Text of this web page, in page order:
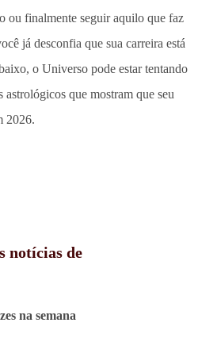
ou finalmente seguir aquilo que faz
já desconfia que sua carreira está
o Universo pode estar tentando
que mostram que seu
2026.
notícias de
na semana